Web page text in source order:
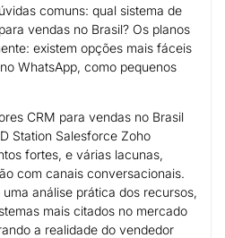
comuns: qual sistema de
vendas no Brasil? Os planos
existem opções mais fáceis
WhatsApp, como pequenos
CRM para vendas no Brasil
Station Salesforce Zoho
fortes, e várias lacunas,
com canais conversacionais.
análise prática dos recursos,
mais citados no mercado
a realidade do vendedor